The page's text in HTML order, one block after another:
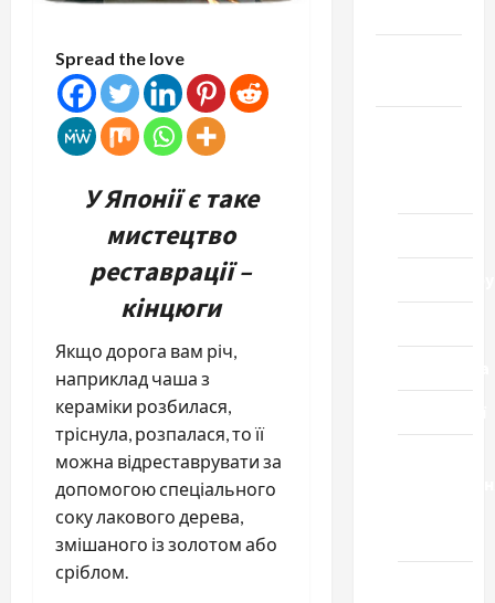
Spread the love
У Японії є таке
мистецтво
реставрації –
кінцюги
Якщо дорога вам річ,
наприклад чаша з
кераміки розбилася,
тріснула, розпалася, то її
можна відреставрувати за
допомогою спеціального
соку лакового дерева,
змішаного із золотом або
сріблом.